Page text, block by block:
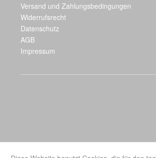
Versand und Zahlungsbedingungen
Widerrufsrecht
Datenschutz
AGB
Impressum